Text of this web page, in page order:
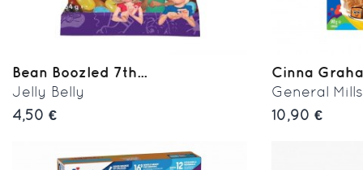
Bean Boozled 7th...
Jelly Belly
4,50 €
Cinna
General
10,90 €